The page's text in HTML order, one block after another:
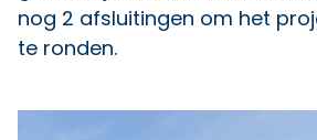
nog 2 afsluitingen om het
te ronden.